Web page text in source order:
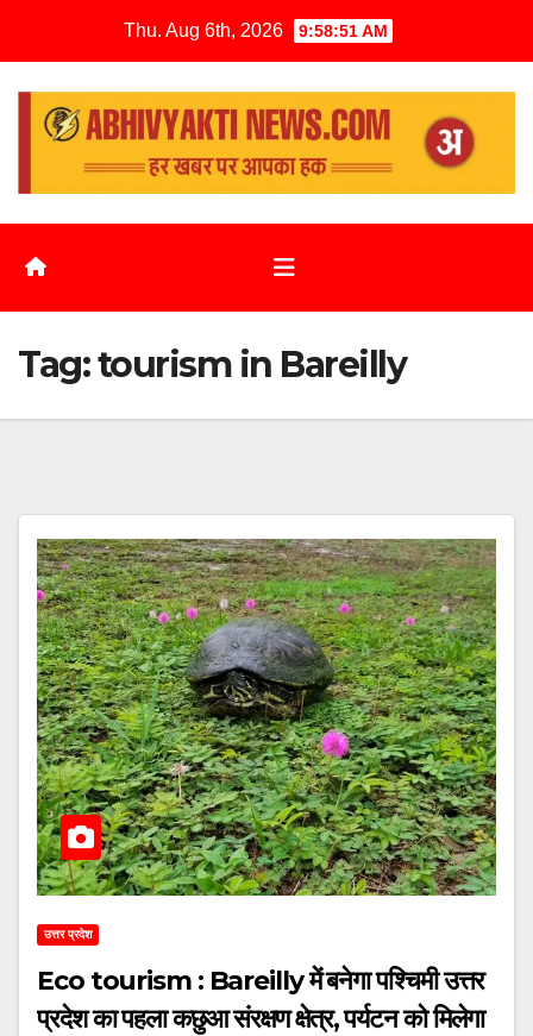
Thu. Aug 6th, 2026 9:58:51 AM
Tag:tourism in Bareilly
उत्तर प्रदेश
Eco tourism : Bareilly में बनेगा पश्चिमी उत्तर
प्रदेश का पहला कछुआ संरक्षण क्षेत्र, पर्यटन को मिलेगा